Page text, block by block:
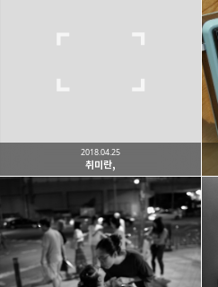
취미란,
2018.04.25